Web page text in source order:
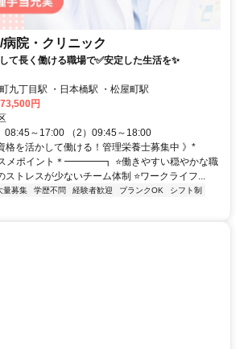
院・クリニック
して長く働ける職場で✅️安定した生活を✨
九丁目駅 ・日本橋駅 ・松屋町駅
円
08:45～17:00 （2）09:45～18:00
格を活かして働ける！管理栄養士募集中 》*
ポイント＊━━━━┓ ⭐️働きやすい穏やかな職
ストレスが少ないチーム体制 ⭐️ワークライフ...
量募集 学歴不問 経験者歓迎 ブランクOK
シフト制